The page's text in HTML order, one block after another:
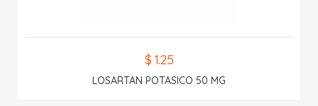
$ 1.25
LOSARTAN POTASICO 50 MG